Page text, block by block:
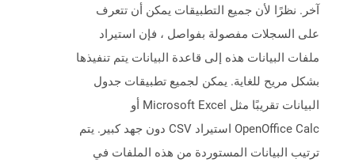
آخر. نظرًا لأن جميع التطبيقات يمكن أن تتعرف
على السجلات مفصولة بفواصل ، فإن استيراد
ملفات البيانات هذه إلى قاعدة البيانات يتم تنفيذها
بشكل مريح للغاية. يمكن لجميع تطبيقات جدول
البيانات تقريبًا مثل Microsoft Excel أو
OpenOffice Calc استيراد CSV دون جهد كبير. يتم
ترتيب البيانات المستوردة من هذه الملفات في